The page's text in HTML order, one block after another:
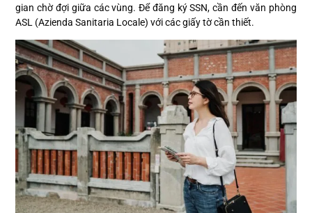
gian chờ đợi giữa các vùng. Để đăng ký SSN, cần đến văn phòng
ASL (Azienda Sanitaria Locale) với các giấy tờ cần thiết.